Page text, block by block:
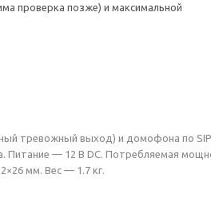
проверка позже) и максимальной
тревожный выход) и домофона по
Питание — 12 В DC. Потребляемая
мм. Вес — 1.7 кг.